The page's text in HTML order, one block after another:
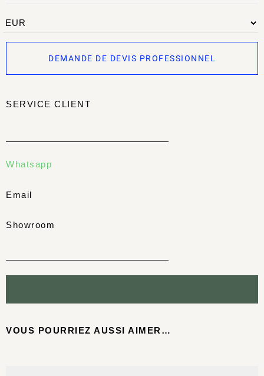
DEMANDE DE DEVIS PROFESSIONNEL
SERVICE CLIENT
Whatsapp
Email
Showroom
VOUS POURRIEZ AUSSI AIMER…